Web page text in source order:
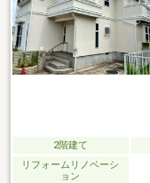
2階建て
リフォームリノベーシ
ョン